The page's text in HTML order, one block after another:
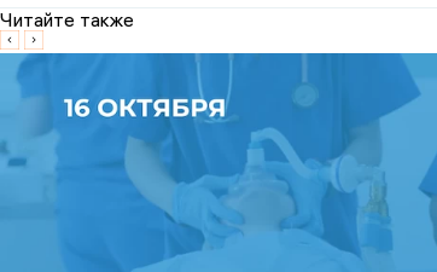
Читайте также